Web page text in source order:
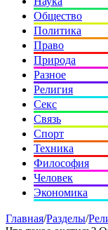
Общество
Политика
Право
Природа
Разное
Религия
Секс
Связь
Спорт
Техника
Философия
Человек
Экономика
Главная/Разделы/